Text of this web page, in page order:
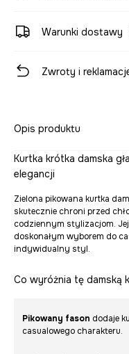
Warunki dostawy
Zwroty i
Opis produktu
Kurtka krótka damska
elegancji
Zielona pikowana kurtka
skutecznie chroni przed
codziennym stylizacjom.
doskonałym wyborem do
indywidualny styl.
Co wyróżnia tę damską
Pikowany fason dodaje
casualowego charakteru.